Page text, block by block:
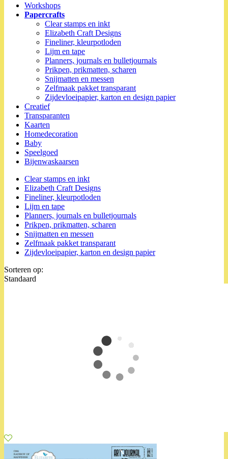
Workshops
Papercrafts
Clear stamps en inkt
Elizabeth Craft Designs
Fineliner, kleurpotloden
Lijm en tape
Planners, journals en bulletjournals
Prikpen, prikmatten, scharen
Snijmatten en messen
Zelfmaak pakket transparant
Zijdevloeipapier, karton en design papier
Creatief
Transparanten
Kaarten
Homedecoration
Baby
Speelgoed
Bijenwaskaarsen
Clear stamps en inkt
Elizabeth Craft Designs
Fineliner, kleurpotloden
Lijm en tape
Planners, journals en bulletjournals
Prikpen, prikmatten, scharen
Snijmatten en messen
Zelfmaak pakket transparant
Zijdevloeipapier, karton en design papier
Sorteren op:
Standaard